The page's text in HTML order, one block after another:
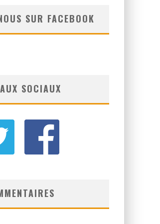
SUR FACEBOOK
SOCIAUX